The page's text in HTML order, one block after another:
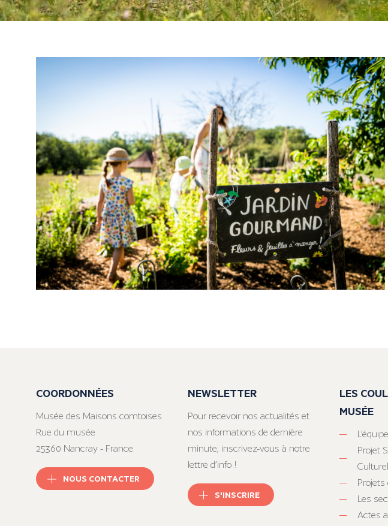
COORDONNÉES
Musée des Maisons comtoises
Rue du musée
25360 Nancray - France
NOUS CONTACTER
NEWSLETTER
Pour recevoir nos actualités et
nos informations de dernière
minute, inscrivez-vous à notre
lettre d’info !
S'INSCRIRE
LES
MUSÉE
L’équipe
Projet
Culturel
Projets
Les
Actes